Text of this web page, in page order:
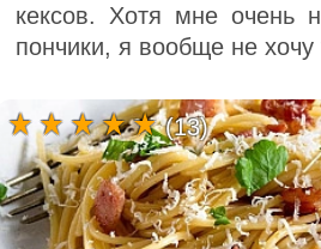
кексов. Хотя мне очень
пончики, я вообще не хочу
(13)